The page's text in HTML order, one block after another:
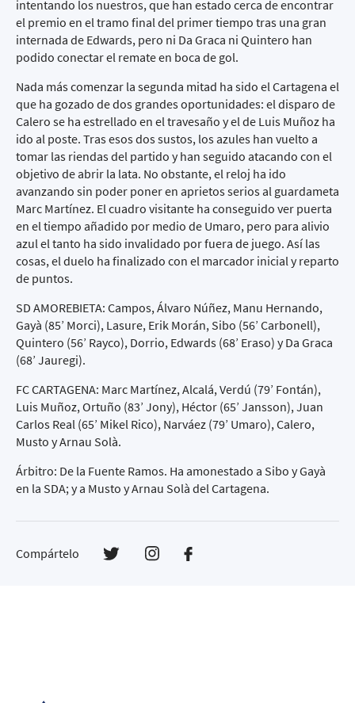
intentando los nuestros, que han estado cerca de encontrar
el premio en el tramo final del primer tiempo tras una gran
internada de Edwards, pero ni Da Graca ni Quintero han
podido conectar el remate en boca de gol.
Nada más comenzar la segunda mitad ha sido el Cartagena el
que ha gozado de dos grandes oportunidades: el disparo de
Calero se ha estrellado en el travesaño y el de Luis Muñoz ha
ido al poste. Tras esos dos sustos, los azules han vuelto a
tomar las riendas del partido y han seguido atacando con el
objetivo de abrir la lata. No obstante, el reloj ha ido
avanzando sin poder poner en aprietos serios al guardameta
Marc Martínez. El cuadro visitante ha conseguido ver puerta
en el tiempo añadido por medio de Umaro, pero para alivio
azul el tanto ha sido invalidado por fuera de juego. Así las
cosas, el duelo ha finalizado con el marcador inicial y reparto
de puntos.
SD AMOREBIETA: Campos, Álvaro Núñez, Manu Hernando,
Gayà (85’ Morci), Lasure, Erik Morán, Sibo (56’ Carbonell),
Quintero (56’ Rayco), Dorrio, Edwards (68’ Eraso) y Da Graca
(68’ Jauregi).
FC CARTAGENA: Marc Martínez, Alcalá, Verdú (79’ Fontán),
Luis Muñoz, Ortuño (83’ Jony), Héctor (65’ Jansson), Juan
Carlos Real (65’ Mikel Rico), Narváez (79’ Umaro), Calero,
Musto y Arnau Solà.
Árbitro: De la Fuente Ramos. Ha amonestado a Sibo y Gayà
en la SDA; y a Musto y Arnau Solà del Cartagena.
Compártelo